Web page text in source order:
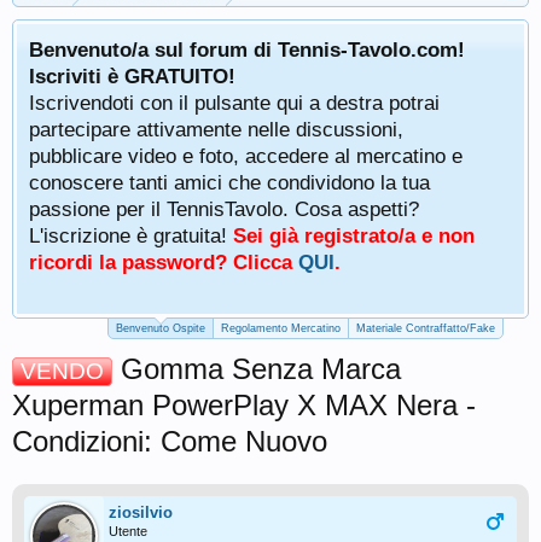
Benvenuto/a sul forum di Tennis-Tavolo.com!
Iscriviti è GRATUITO!
Iscrivendoti con il pulsante qui a destra potrai
partecipare attivamente nelle discussioni,
pubblicare video e foto, accedere al mercatino e
conoscere tanti amici che condividono la tua
passione per il TennisTavolo. Cosa aspetti?
L'iscrizione è gratuita! Sei già registrato/a e non
ricordi la password? Clicca QUI.
Benvenuto Ospite Regolamento Mercatino Materiale Contraffatto/Fake
VENDO
Gomma Senza Marca
Xuperman PowerPlay X MAX Nera -
Condizioni: Come Nuovo
ziosilvio
Utente